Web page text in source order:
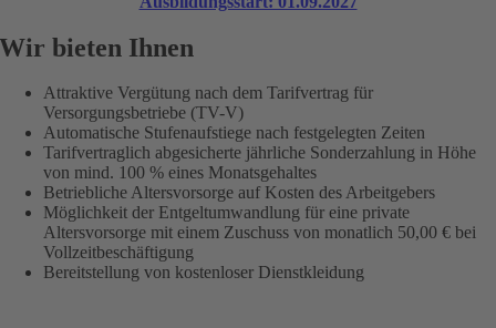
Wir bieten Ihnen
Attraktive Vergütung nach dem Tarifvertrag für
Versorgungsbetriebe (TV-V)
Automatische Stufenaufstiege nach festgelegten Zeiten
Tarifvertraglich abgesicherte jährliche Sonderzahlung in Höhe
von mind. 100 % eines Monatsgehaltes
Betriebliche Altersvorsorge auf Kosten des Arbeitgebers
Möglichkeit der Entgeltumwandlung für eine private
Altersvorsorge mit einem Zuschuss von monatlich 50,00 € bei
Vollzeitbeschäftigung
Bereitstellung von kostenloser Dienstkleidung